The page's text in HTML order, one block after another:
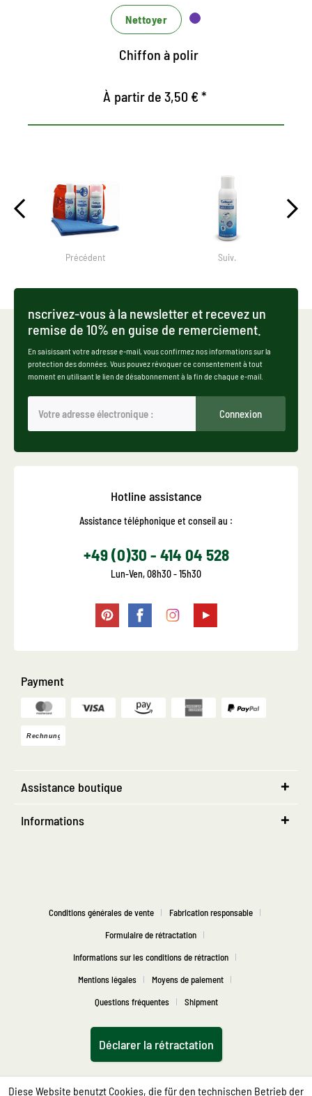
Nettoyer
Chiffon à polir
À partir de 3,50 € *
Précédent Suiv.
nscrivez-vous à la newsletter et recevez un
remise de 10% en guise de remerciement.
En saisissant votre adresse e-mail, vous confirmez nos informations sur la
protection des données. Vous pouvez révoquer ce consentement à tout
moment en utilisant le lien de désabonnement à la fin de chaque e-mail.
Connexion
Hotline assistance
Assistance téléphonique et conseil au :
+49 (0)30 - 414 04 528
Lun-Ven, 08h30 - 15h30
Payment
Assistance boutique
Informations
Conditions générales de vente
Fabrication responsable
Formulaire de rétractation
Informations sur les conditions de rétraction
Mentions légales
Moyens de paiement
Questions fréquentes
Shipment
Déclarer la rétractation
Diese Website benutzt Cookies, die für den technischen Betrieb der